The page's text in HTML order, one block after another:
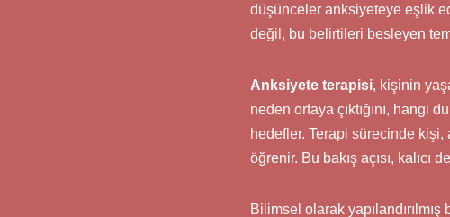
düşünceler anksiyeteye eşlik
değil, bu belirtileri besleyen
Anksiyete terapisi, kişinin
neden ortaya çıktığını, hangi
hedefler. Terapi sürecinde kişi,
öğrenir. Bu bakış açısı, kalıcı
Bilimsel olarak yapılandırılmış